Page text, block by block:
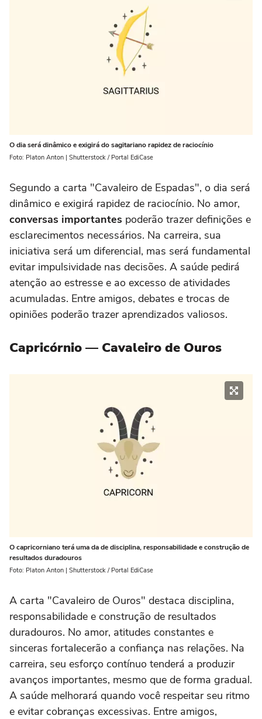
O dia será dinâmico e exigirá do sagitariano rapidez de raciocínio
Foto: Platon Anton | Shutterstock / Portal EdiCase
Segundo a carta "Cavaleiro de Espadas", o dia será
dinâmico e exigirá rapidez de raciocínio. No amor,
conversas importantes poderão trazer definições e
esclarecimentos necessários. Na carreira, sua
iniciativa será um diferencial, mas será fundamental
evitar impulsividade nas decisões. A saúde pedirá
atenção ao estresse e ao excesso de atividades
acumuladas. Entre amigos, debates e trocas de
opiniões poderão trazer aprendizados valiosos.
Capricórnio — Cavaleiro de Ouros
O capricorniano terá uma da de disciplina, responsabilidade e construção de
resultados duradouros
Foto: Platon Anton | Shutterstock / Portal EdiCase
A carta "Cavaleiro de Ouros" destaca disciplina,
responsabilidade e construção de resultados
duradouros. No amor, atitudes constantes e
sinceras fortalecerão a confiança nas relações. Na
carreira, seu esforço contínuo tenderá a produzir
avanços importantes, mesmo que de forma gradual.
A saúde melhorará quando você respeitar seu ritmo
e evitar cobranças excessivas. Entre amigos,